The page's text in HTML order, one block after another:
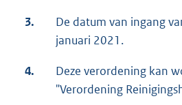
3.
De datum van ingang
januari 2021.
4.
Deze verordening kan
"Verordening